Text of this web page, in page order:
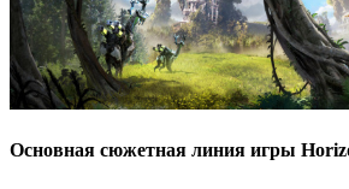
Основная сюжетная линия игры